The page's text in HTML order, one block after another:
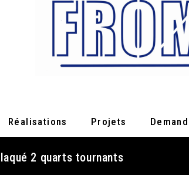
Réalisations Projets
2 quarts tournants